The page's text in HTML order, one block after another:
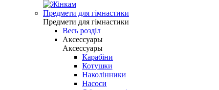
Предмети для гімнастики
Предмети для гімнастики
Весь розділ
Аксессуары
Аксессуары
Карабіни
Котушки
Наколінники
Насоси